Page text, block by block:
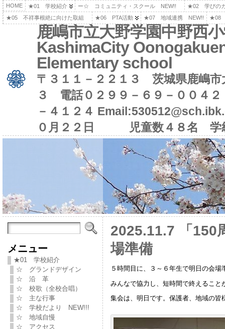
HOME ★01 学校紹介 ー☆ コミュニティ・スクール NEW!!
★02 学びの
★05 不祥事根絶に向けた取組
★06 PTA活動 ★07 地域連携 NEW!! ★08
鹿嶋市立大野学園中野西
KashimaCity
Elementary school
〒３１１－２２１３ 茨城県鹿嶋市
３ 電話０２９９－６９－００４
－４１２４
０月２２日 児童数４８名 学級
メニュー
★01 学校紹介
☆ グランドデザイン
☆ 沿 革
☆ 校歌（全校合唱）
☆ 主な行事
☆ 学校だより NEW!!!
☆ 地域自慢
☆ アクセス
2025.11.7 「150
場準備
５時間目に、３～６年生で明日の会場
みんなで協力し、短時間で終えること
集会は、明日です。保護者、地域の皆